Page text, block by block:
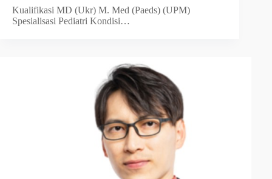
Kualifikasi MD (Ukr) M. Med (Paeds) (UPM)
Spesialisasi Pediatri Kondisi…